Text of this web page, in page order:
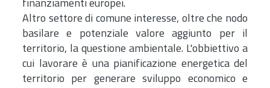
finanziamenti europei.
Altro settore di comune interesse, oltre che nodo
basilare e potenziale valore aggiunto per il
territorio, la questione ambientale. L'obbiettivo a
cui lavorare è una pianificazione energetica del
territorio per generare sviluppo economico e